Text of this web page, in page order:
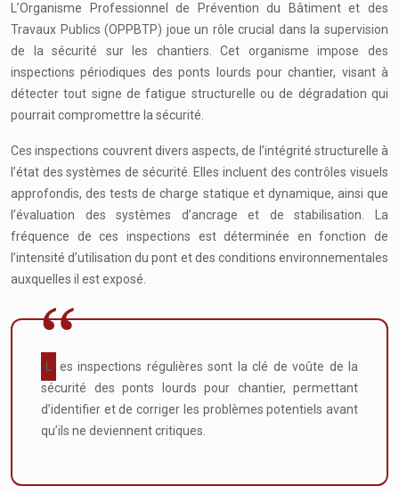
L’Organisme Professionnel de Prévention du Bâtiment et des
Travaux Publics (OPPBTP) joue un rôle crucial dans la supervision
de la sécurité sur les chantiers. Cet organisme impose des
inspections périodiques des ponts lourds pour chantier, visant à
détecter tout signe de fatigue structurelle ou de dégradation qui
pourrait compromettre la sécurité.
Ces inspections couvrent divers aspects, de l’intégrité structurelle à
l’état des systèmes de sécurité. Elles incluent des contrôles visuels
approfondis, des tests de charge statique et dynamique, ainsi que
l’évaluation des systèmes d’ancrage et de stabilisation. La
fréquence de ces inspections est déterminée en fonction de
l’intensité d’utilisation du pont et des conditions environnementales
auxquelles il est exposé.
sécurité des ponts lourds pour chantier, permettant
d’identifier et de corriger les problèmes potentiels avant
qu’ils ne deviennent critiques.